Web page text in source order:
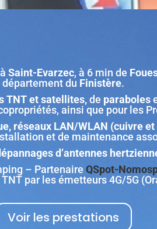
Saint-Evarzec, à 6 min de
département du Finistère.
TNT et satellites,de paraboles
ainsi que pour les
réseaux LAN/WLAN (cuivre
et de maintenance
d’antennes
– Partenaire QSpot-
par les émetteurs 4G/5G
Voir les prestations